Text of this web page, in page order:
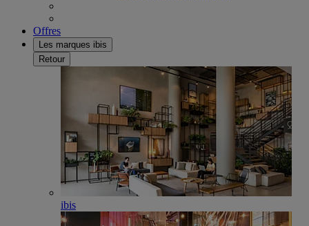
Offres
Les marques ibis
Retour
ibis